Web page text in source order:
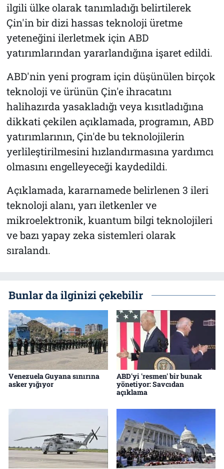
ilgili ülke olarak tanımladığı belirtilerek
Çin'in bir dizi hassas teknoloji üretme
yeteneğini ilerletmek için ABD
yatırımlarından yararlandığına işaret edildi.
ABD'nin yeni program için düşünülen birçok
teknoloji ve ürünün Çin'e ihracatını
halihazırda yasakladığı veya kısıtladığına
dikkati çekilen açıklamada, programın, ABD
yatırımlarının, Çin'de bu teknolojilerin
yerlileştirilmesini hızlandırmasına yardımcı
olmasını engelleyeceği kaydedildi.
Açıklamada, kararnamede belirlenen 3 ileri
teknoloji alanı, yarı iletkenler ve
mikroelektronik, kuantum bilgi teknolojileri
ve bazı yapay zeka sistemleri olarak
sıralandı.
Bunlar da ilginizi çekebilir
Venezuela Guyana sınırına
asker yığıyor
ABD'yi 'resmen' bir bunak
yönetiyor: Savcıdan
açıklama